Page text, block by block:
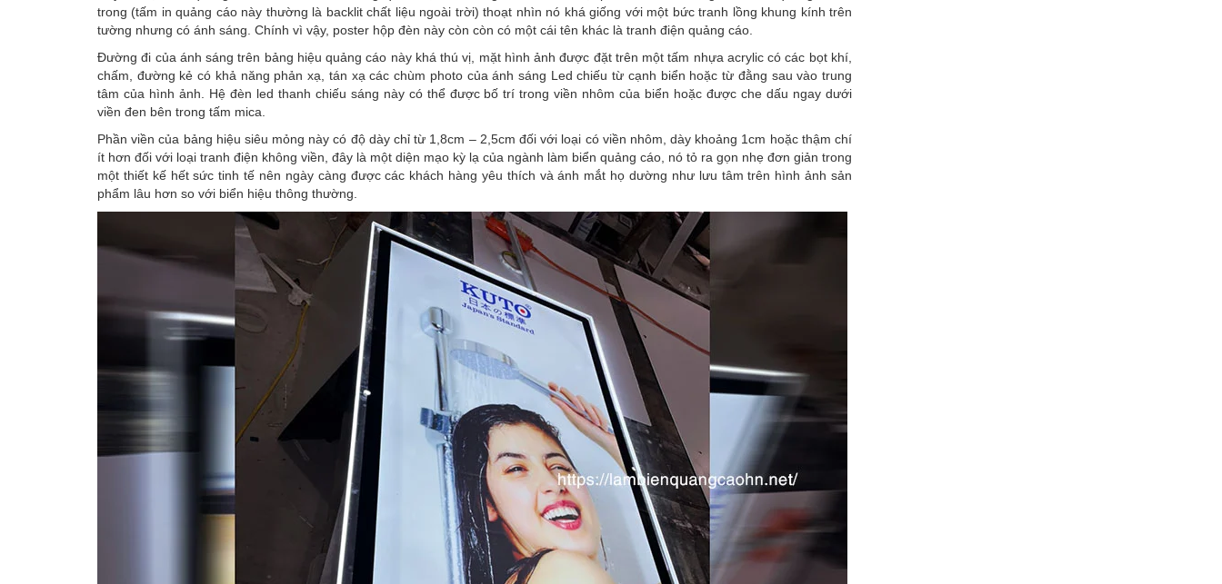
trong (tấm in quảng cáo này thường là backlit chất liệu ngoài trời) thoạt nhìn nó khá giống với một bức tranh lồng khung kính trên
tường nhưng có ánh sáng. Chính vì vậy, poster hộp đèn này còn còn có một cái tên khác là tranh điện quảng cáo.
Đường đi của ánh sáng trên bảng hiệu quảng cáo này khá thú vị, mặt hình ảnh được đặt trên một tấm nhựa acrylic có các bọt khí,
chấm, đường kẻ có khả năng phản xạ, tán xạ các chùm photo của ánh sáng Led chiếu từ cạnh biển hoặc từ đằng sau vào trung
tâm của hình ảnh. Hệ đèn led thanh chiếu sáng này có thể được bố trí trong viền nhôm của biển hoặc được che dấu ngay dưới
viền đen bên trong tấm mica.
Phần viền của bảng hiệu siêu mỏng này có độ dày chỉ từ 1,8cm – 2,5cm đối với loại có viền nhôm, dày khoảng 1cm hoặc thậm chí
ít hơn đối với loại tranh điện không viền, đây là một diện mạo kỳ lạ của ngành làm biển quảng cáo, nó tỏ ra gọn nhẹ đơn giản trong
một thiết kế hết sức tinh tế nên ngày càng được các khách hàng yêu thích và ánh mắt họ dường như lưu tâm trên hình ảnh sản
phẩm lâu hơn so với biển hiệu thông thường.